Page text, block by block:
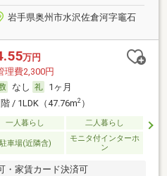
岩手県奥州市水沢佐倉河字竈石
万円
理費2,300円
なし
1ヶ月
/ 1LDK（47.76m2）
一人暮らし 二人暮らし
駐車場(近隣含)
モニタ付インターホ
ン
・家賃カード決済可